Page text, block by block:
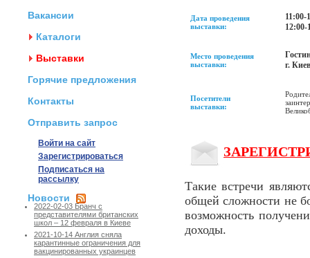
Вакансии
Каталоги
Выставки
Горячие предложения
Контакты
Отправить запрос
Войти на сайт
Зарегистрироваться
Подписаться на
рассылку
Новости
2022-02-03 Бранч с
представителями британских
школ – 12 февраля в Киеве
2021-10-14 Англия сняла
карантинные ограничения для
вакцинированных украинцев
Дата проведения
выставки:
12:00-
Место проведения
выставки:
г.
Посетители
выставки:
Такие встречи
общей сложности не
возможность
доходы.